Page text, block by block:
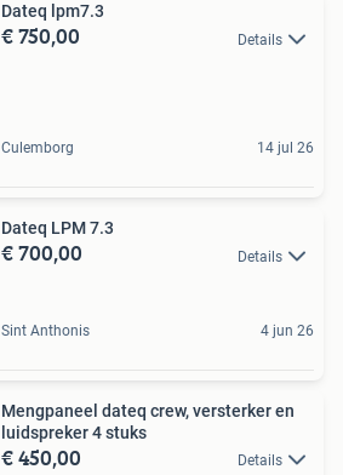
Dateq lpm7.3
€ 750,00 Details
Culemborg 14 jul 26
Dateq LPM 7.3
€ 700,00 Details
Sint Anthonis 4 jun 26
Mengpaneel dateq crew, versterker en
luidspreker 4 stuks
€ 450,00 Details